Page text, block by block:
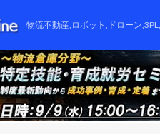
物流不動産,ロボット,ドローン